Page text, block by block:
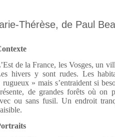
Thérèse, de Paul
de la France, les Vosges, un
hivers y sont rudes. Les
rugueux » mais s’entraident si
de grandes forêts où on
ou sans fusil. Un endroit